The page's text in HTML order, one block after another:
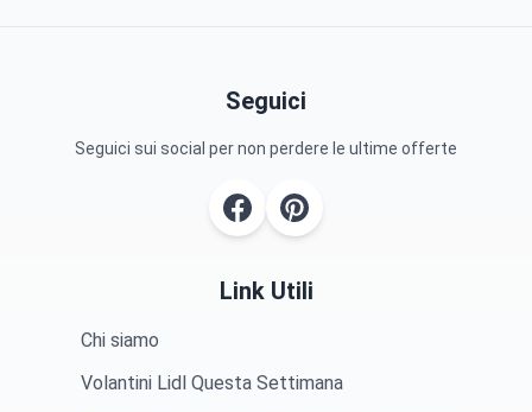
Seguici
Seguici sui social per non perdere le ultime offerte
Link Utili
Chi siamo
Volantini Lidl Questa Settimana